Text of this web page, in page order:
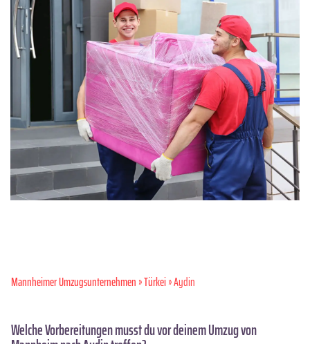
Mannheimer Umzugsunternehmen»Türkei» Aydin
Welche Vorbereitungen musst du vor deinem Umzug von